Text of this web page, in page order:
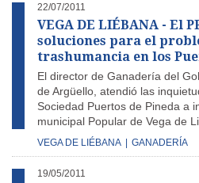
22/07/2011
VEGA DE LIÉBANA - El
soluciones para el
trashumancia en los
El director de Ganadería del
de Argüello, atendió las
Sociedad Puertos de Pineda a
municipal Popular de Vega de
VEGA DE LIÉBANA GANADERÍA
19/05/2011